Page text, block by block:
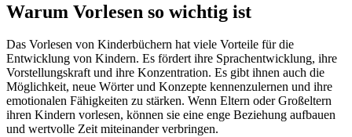
Warum Vorlesen so wichtig ist
Das Vorlesen von Kinderbüchern hat viele Vorteile für die
Entwicklung von Kindern. Es fördert ihre Sprachentwicklung, ihre
Vorstellungskraft und ihre Konzentration. Es gibt ihnen auch die
Möglichkeit, neue Wörter und Konzepte kennenzulernen und ihre
emotionalen Fähigkeiten zu stärken. Wenn Eltern oder Großeltern
ihren Kindern vorlesen, können sie eine enge Beziehung aufbauen
und wertvolle Zeit miteinander verbringen.